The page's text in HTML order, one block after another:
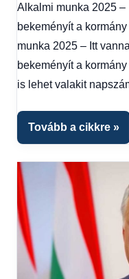
Alkalmi munka 2025 –
bekeményít a
munka 2025 – Itt
bekeményít a
is lehet valakit
Tovább a cikkre